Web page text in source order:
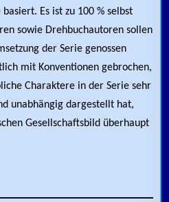
Es ist zu 100 % selbst
sowie Drehbuchautoren sollen
der Serie genossen
mit Konventionen gebrochen,
Charaktere in der Serie sehr
unabhängig dargestellt hat,
Gesellschaftsbild überhaupt